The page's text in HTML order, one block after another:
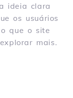
ideia clara
os usuários
que o site
mais.